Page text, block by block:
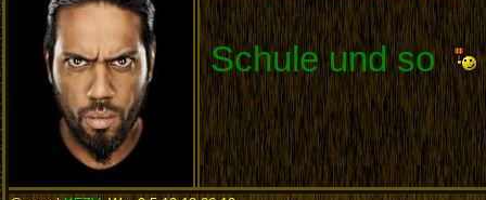
Schule und so